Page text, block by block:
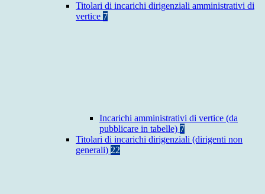
Titolari di incarichi dirigenziali amministrativi di
vertice 7
Incarichi amministrativi di vertice (da
pubblicare in tabelle) 7
Titolari di incarichi dirigenziali (dirigenti non
generali) 22